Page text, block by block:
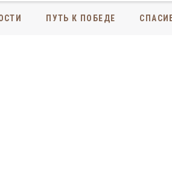
ПУТЬ К ПОБЕДЕ